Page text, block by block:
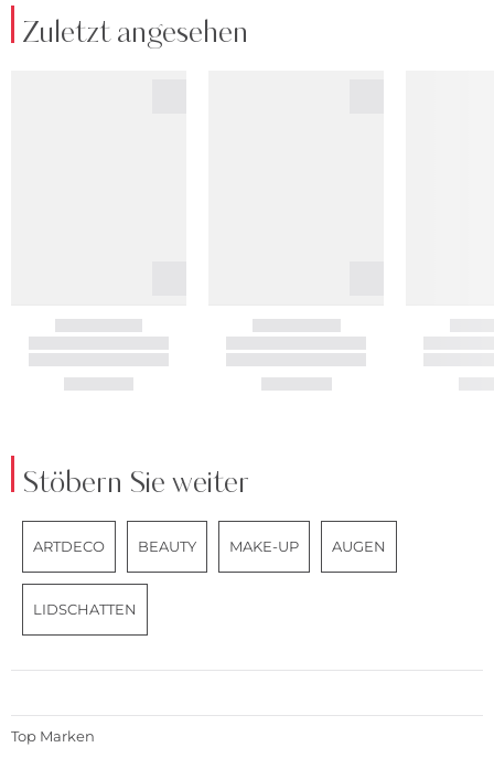
Zuletzt angesehen
Stöbern Sie weiter
ARTDECO BEAUTY MAKE-UP AUGEN
LIDSCHATTEN
Top Marken